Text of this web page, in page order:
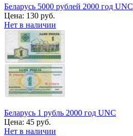
Беларусь 5000 рублей 2000 год UNC
Цена: 130 руб.
Нет в наличии
Беларусь 1 рубль 2000 год UNC
Цена: 45 руб.
Нет в наличии